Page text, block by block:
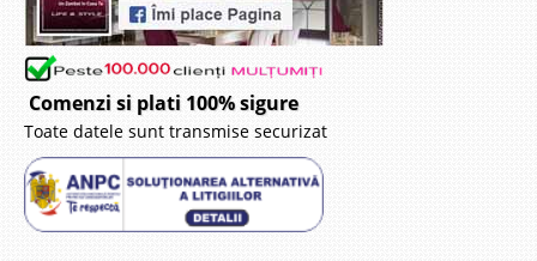
-39%
Canapea moderna extensibila cu
lada 3 locuri New Lilya
Comenzi si plati 100% sigure
Toate datele sunt transmise securizat